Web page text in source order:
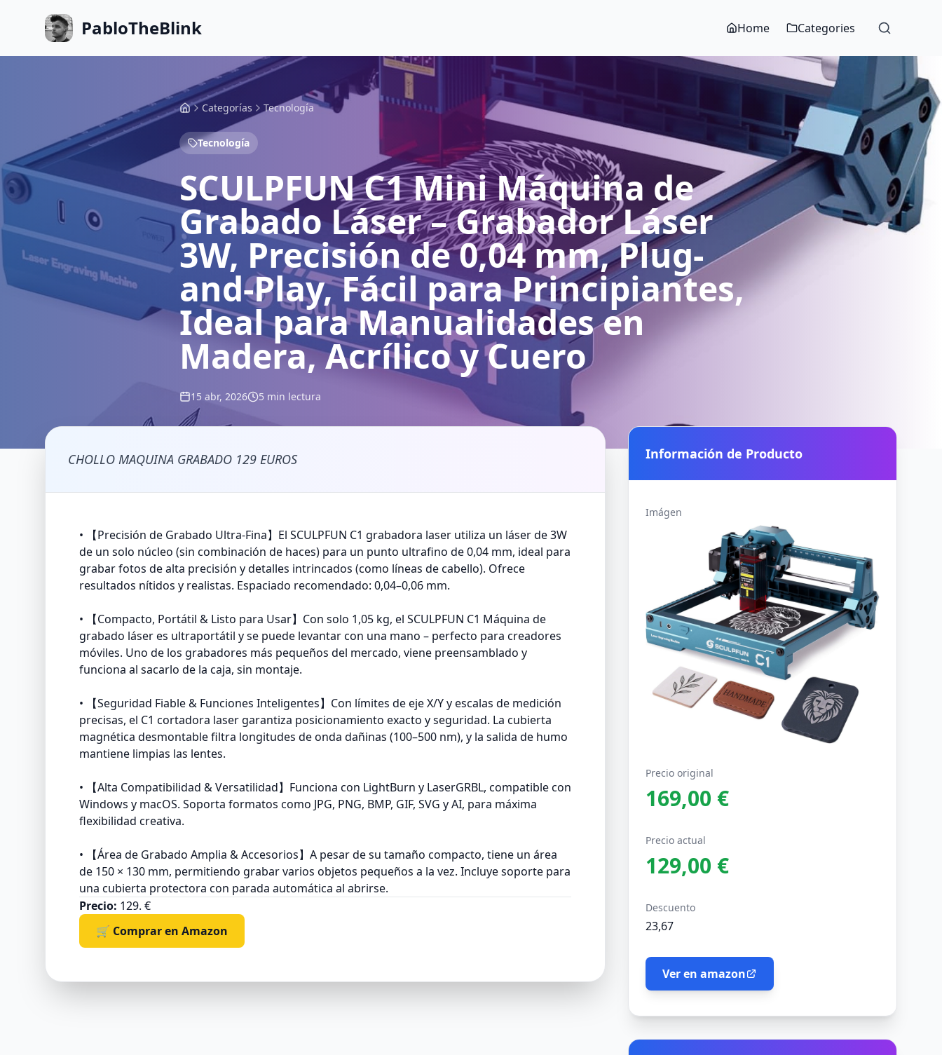
PabloTheBlink Home Categories
Categorías Tecnología
Tecnología
SCULPFUN C1 Mini Máquina de
Grabado Láser – Grabador Láser
3W, Precisión de 0,04 mm, Plug-
and-Play, Fácil para Principiantes,
Ideal para Manualidades en
Madera, Acrílico y Cuero
15 abr, 2026 5 min lectura
CHOLLO MAQUINA GRABADO 129 EUROS
• 【Precisión de Grabado Ultra-Fina】El SCULPFUN C1 grabadora laser utiliza un láser de 3W
de un solo núcleo (sin combinación de haces) para un punto ultrafino de 0,04 mm, ideal para
grabar fotos de alta precisión y detalles intrincados (como líneas de cabello). Ofrece
resultados nítidos y realistas. Espaciado recomendado: 0,04–0,06 mm.
• 【Compacto, Portátil & Listo para Usar】Con solo 1,05 kg, el SCULPFUN C1 Máquina de
grabado láser es ultraportátil y se puede levantar con una mano – perfecto para creadores
móviles. Uno de los grabadores más pequeños del mercado, viene preensamblado y
funciona al sacarlo de la caja, sin montaje.
• 【Seguridad Fiable & Funciones Inteligentes】Con límites de eje X/Y y escalas de medición
precisas, el C1 cortadora laser garantiza posicionamiento exacto y seguridad. La cubierta
magnética desmontable filtra longitudes de onda dañinas (100–500 nm), y la salida de humo
mantiene limpias las lentes.
• 【Alta Compatibilidad & Versatilidad】Funciona con LightBurn y LaserGRBL, compatible con
Windows y macOS. Soporta formatos como JPG, PNG, BMP, GIF, SVG y AI, para máxima
flexibilidad creativa.
• 【Área de Grabado Amplia & Accesorios】A pesar de su tamaño compacto, tiene un área
de 150 × 130 mm, permitiendo grabar varios objetos pequeños a la vez. Incluye soporte para
una cubierta protectora con parada automática al abrirse.
Precio: 129. €
🛒 Comprar en Amazon
Información de Producto
Imágen
Precio original
169,00 €
Precio actual
129,00 €
Descuento
23,67
Ver en amazon